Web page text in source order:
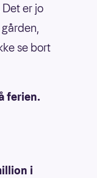
er jo
se bort
ferien.
i